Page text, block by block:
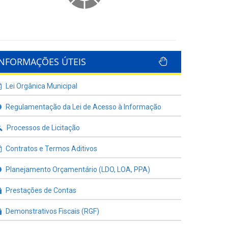
ÚTEIS
Lei Orgânica Municipal
Regulamentação da Lei de Acesso à Informação
Processos de Licitação
Contratos e Termos Aditivos
Planejamento Orçamentário (LDO, LOA, PPA)
Prestações de Contas
Demonstrativos Fiscais (RGF)